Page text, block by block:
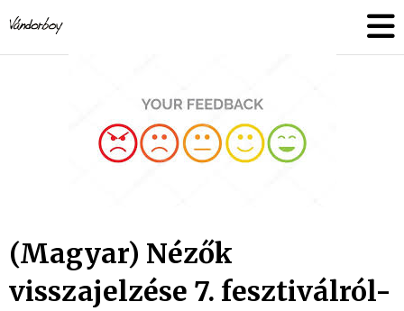
to
content
(Magyar) Nézők
visszajelzése 7. fesztiválról-